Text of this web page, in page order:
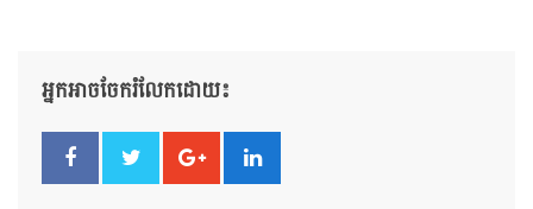
អ្នកអាចចែករំលែកដោយ៖